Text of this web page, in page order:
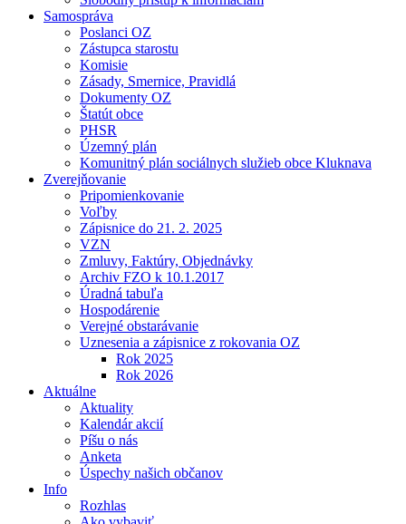
Samospráva
Poslanci OZ
Zástupca starostu
Komisie
Zásady, Smernice, Pravidlá
Dokumenty OZ
Štatút obce
PHSR
Územný plán
Komunitný plán sociálnych služieb obce Kluknava
Zverejňovanie
Pripomienkovanie
Voľby
Zápisnice do 21. 2. 2025
VZN
Zmluvy, Faktúry, Objednávky
Archiv FZO k 10.1.2017
Úradná tabuľa
Hospodárenie
Verejné obstarávanie
Uznesenia a zápisnice z rokovania OZ
Rok 2025
Rok 2026
Aktuálne
Aktuality
Kalendár akcií
Píšu o nás
Anketa
Úspechy našich občanov
Info
Rozhlas